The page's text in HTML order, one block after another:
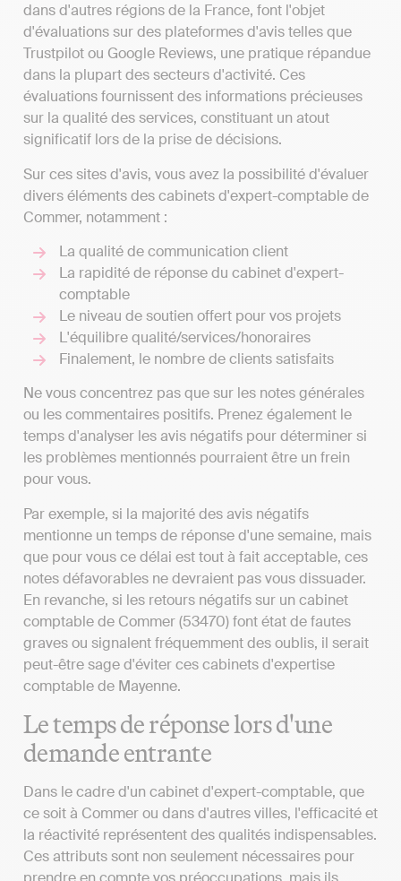
dans d'autres régions de la France, font l'objet
d'évaluations sur des plateformes d'avis telles que
Trustpilot ou Google Reviews, une pratique répandue
dans la plupart des secteurs d'activité. Ces
évaluations fournissent des informations précieuses
sur la qualité des services, constituant un atout
significatif lors de la prise de décisions.
Sur ces sites d'avis, vous avez la possibilité d'évaluer
divers éléments des cabinets d'expert-comptable de
Commer, notamment :
La qualité de communication client
La rapidité de réponse du cabinet d'expert-
comptable
Le niveau de soutien offert pour vos projets
L'équilibre qualité/services/honoraires
Finalement, le nombre de clients satisfaits
Ne vous concentrez pas que sur les notes générales
ou les commentaires positifs. Prenez également le
temps d'analyser les avis négatifs pour déterminer si
les problèmes mentionnés pourraient être un frein
pour vous.
Par exemple, si la majorité des avis négatifs
mentionne un temps de réponse d'une semaine, mais
que pour vous ce délai est tout à fait acceptable, ces
notes défavorables ne devraient pas vous dissuader.
En revanche, si les retours négatifs sur un cabinet
comptable de Commer (53470) font état de fautes
graves ou signalent fréquemment des oublis, il serait
peut-être sage d'éviter ces cabinets d'expertise
comptable de Mayenne.
Le temps de réponse lors d'une
demande entrante
Dans le cadre d'un cabinet d'expert-comptable, que
ce soit à Commer ou dans d'autres villes, l'efficacité et
la réactivité représentent des qualités indispensables.
Ces attributs sont non seulement nécessaires pour